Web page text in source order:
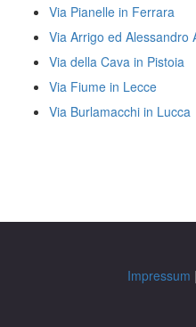
Via Pianelle in Ferrara
Via Arrigo ed Alessandro
Via della Cava in Pistoia
Via Fiume in Lecce
Via Burlamacchi in Lucca
Impressum |